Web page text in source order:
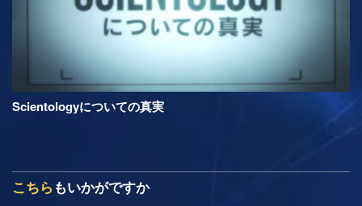
Scientologyについての真実
こちら もいかがですか